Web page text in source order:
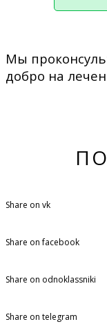
Мы
добро на
Share on vk
Share on facebook
Share on odnoklassniki
Share on telegram